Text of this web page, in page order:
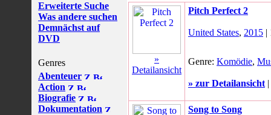
Erweiterte Suche
Was andere suchen
Demnächst auf
DVD
Genres
Abenteuer
Action
Biografie
Dokumentation
»
Detailansicht
Pitch Perfect 2
United States, 2015 |
Genre: Komödie,
» zur Detailansicht |
Song to Song